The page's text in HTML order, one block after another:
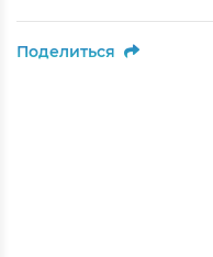
Поделиться